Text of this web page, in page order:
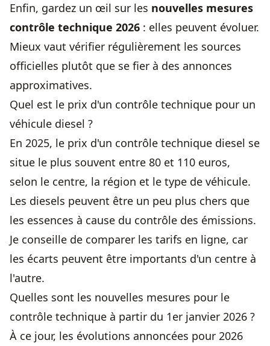
Enfin, gardez un œil sur les nouvelles mesures
contrôle technique 2026 : elles peuvent évoluer.
Mieux vaut vérifier régulièrement les sources
officielles plutôt que se fier à des annonces
approximatives.
Quel est le prix d'un contrôle technique pour un
véhicule diesel ?
En 2025, le prix d'un contrôle technique diesel se
situe le plus souvent entre 80 et 110 euros,
selon le centre, la région et le type de véhicule.
Les diesels peuvent être un peu plus chers que
les essences à cause du contrôle des émissions.
Je conseille de comparer les tarifs en ligne, car
les écarts peuvent être importants d'un centre à
l'autre.
Quelles sont les nouvelles mesures pour le
contrôle technique à partir du 1er janvier 2026 ?
À ce jour, les évolutions annoncées pour 2026